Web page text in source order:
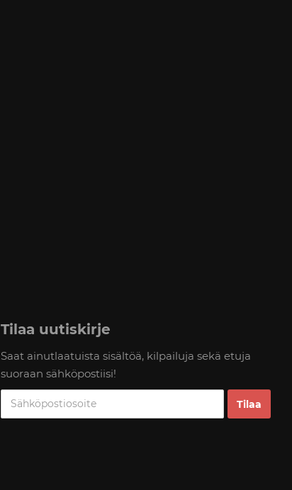
Tilaa uutiskirje
Saat ainutlaatuista sisältöä, kilpailuja sekä etuja
suoraan sähköpostiisi!